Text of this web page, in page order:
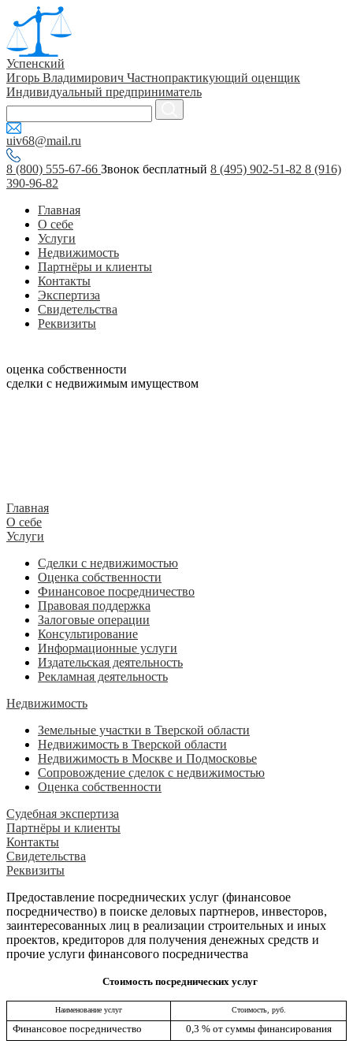
Успенский
Игорь Владимирович Частнопрактикующий оценщик
Индивидуальный предприниматель
uiv68@mail.ru
8 (800) 555-67-66 Звонок бесплатный 8 (495) 902-51-82 8 (916)
390-96-82
Главная
О себе
Услуги
Недвижимость
Партнёры и клиенты
Контакты
Экспертиза
Свидетельства
Реквизиты
оценка собственности
сделки с недвижимым имуществом
Главная
О себе
Услуги
Сделки с недвижимостью
Оценка собственности
Финансовое посредничество
Правовая поддержка
Залоговые операции
Консультирование
Информационные услуги
Издательская деятельность
Рекламная деятельность
Недвижимость
Земельные участки в Тверской области
Недвижимость в Тверской области
Недвижимость в Москве и Подмосковье
Сопровождение сделок с недвижимостью
Оценка собственности
Судебная экспертиза
Партнёры и клиенты
Контакты
Свидетельства
Реквизиты
Предоставление посреднических услуг (финансовое
посредничество) в поиске деловых партнеров, инвесторов,
заинтересованных лиц в реализации строительных и иных
проектов, кредиторов для получения денежных средств и
прочие услуги финансового посредничества
Стоимость посреднических услуг
Наименование услуг Стоимость, руб.
Финансовое посредничество 0,3 % от суммы финансирования